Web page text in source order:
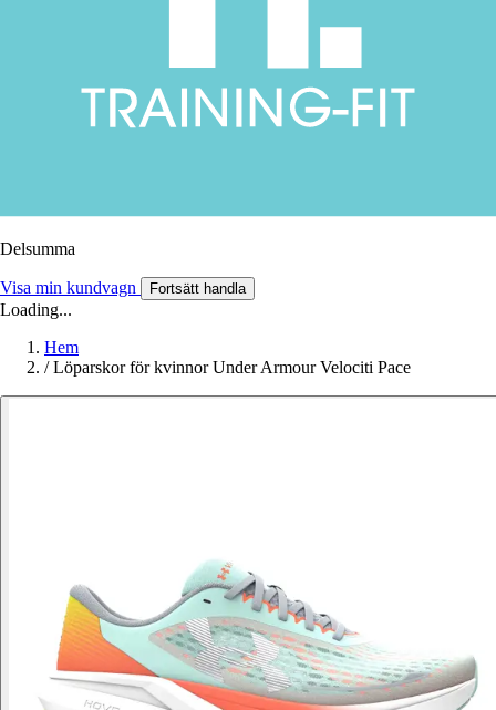
Delsumma
Visa min kundvagn Fortsätt handla
Loading...
Hem
/ Löparskor för kvinnor Under Armour Velociti Pace